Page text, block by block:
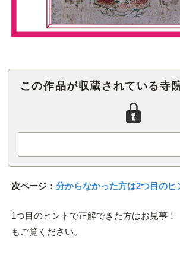
この作品が収蔵されている寺
次ページ： 分からなかった方は2つ目のヒ
1つ目のヒントで正解できた方はお見事！
もご覧ください。